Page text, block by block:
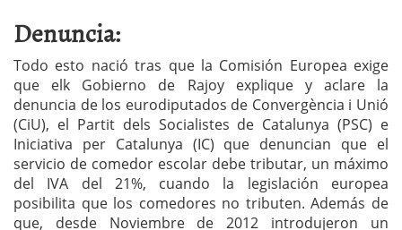
Denuncia:
Todo esto nació tras que la Comisión Europea exige
que elk Gobierno de Rajoy explique y aclare la
denuncia de los eurodiputados de Convergència i Unió
(CiU), el Partit dels Socialistes de Catalunya (PSC) e
Iniciativa per Catalunya (IC) que denuncian que el
servicio de comedor escolar debe tributar, un máximo
del IVA del 21%, cuando la legislación europea
posibilita que los comedores no tributen. Además de
que, desde Noviembre de 2012 introdujeron un